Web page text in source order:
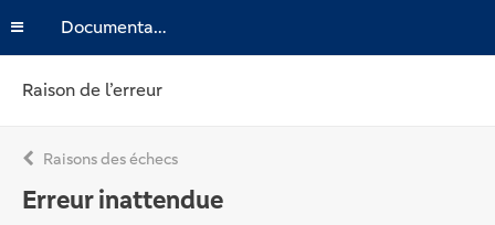
Documentation
Raison de l’erreur
Raisons des échecs
Erreur inattendue